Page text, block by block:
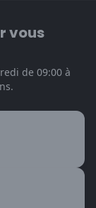
vous
de 09:00 à